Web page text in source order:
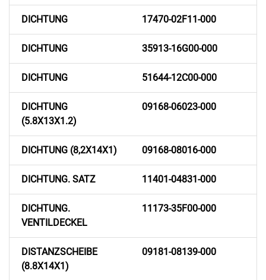
DICHTUNG 17470-02F11-000
DICHTUNG 35913-16G00-000
DICHTUNG 51644-12C00-000
DICHTUNG
(5.8X13X1.2)
09168-06023-000
DICHTUNG (8,2X14X1) 09168-08016-000
DICHTUNG. SATZ 11401-04831-000
DICHTUNG.
VENTILDECKEL
11173-35F00-000
DISTANZSCHEIBE
(8.8X14X1)
09181-08139-000